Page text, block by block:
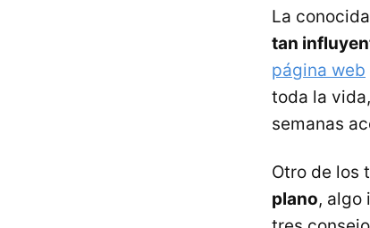
La
tan
página web
toda la
semanas
Otro de los
plano, algo